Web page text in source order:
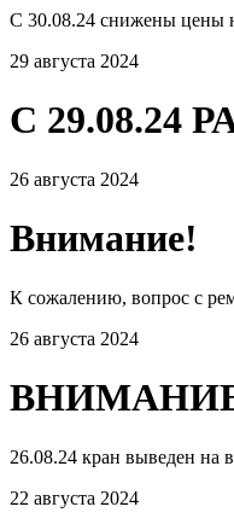
С 30.08.24 снижены цены
29 августа 2024
С
26 августа 2024
Внимание!
К сожалению, вопрос с
26 августа 2024
26.08.24 кран выведен на
22 августа 2024